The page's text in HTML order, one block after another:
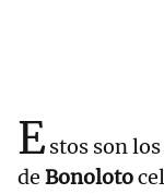
Estos son
de Bonoloto